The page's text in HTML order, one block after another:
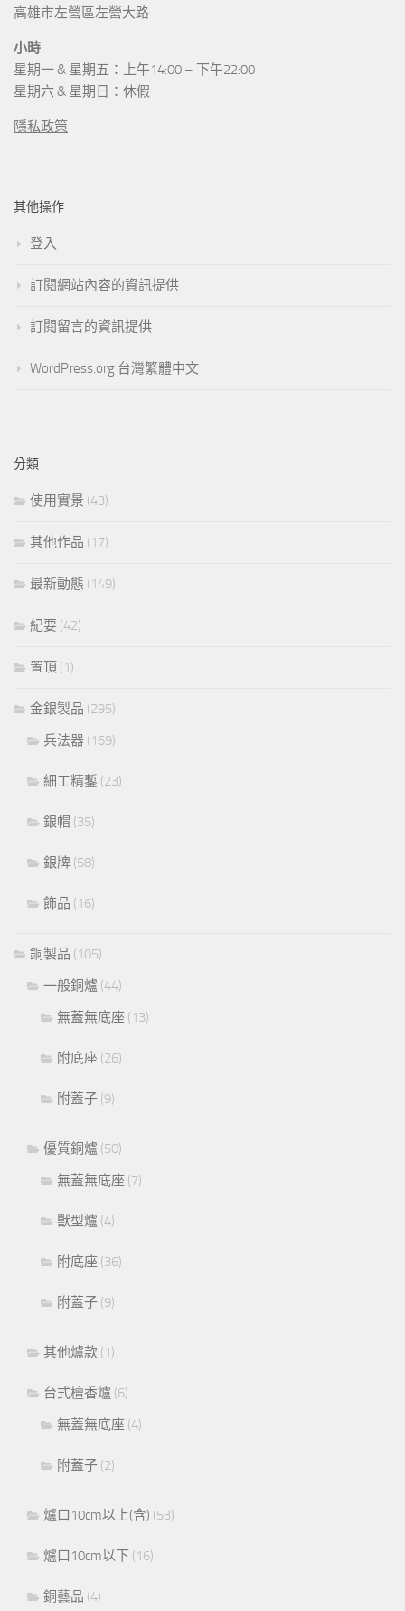
高雄市左營區左營大路
小時
星期一 & 星期五：上午14:00 – 下午22:00
星期六 & 星期日：休假
隱私政策
其他操作
登入
訂閱網站內容的資訊提供
訂閱留言的資訊提供
WordPress.org 台灣繁體中文
分類
使用實景 (43)
其他作品 (17)
最新動態 (149)
紀要 (42)
置頂 (1)
金銀製品 (295)
兵法器 (169)
細工精鏨 (23)
銀帽 (35)
銀牌 (58)
飾品 (16)
銅製品 (105)
一般銅爐 (44)
無蓋無底座 (13)
附底座 (26)
附蓋子 (9)
優質銅爐 (50)
無蓋無底座 (7)
獸型爐 (4)
附底座 (36)
附蓋子 (9)
其他爐款 (1)
台式檀香爐 (6)
無蓋無底座 (4)
附蓋子 (2)
爐口10cm以上(含) (53)
爐口10cm以下 (16)
銅藝品 (4)